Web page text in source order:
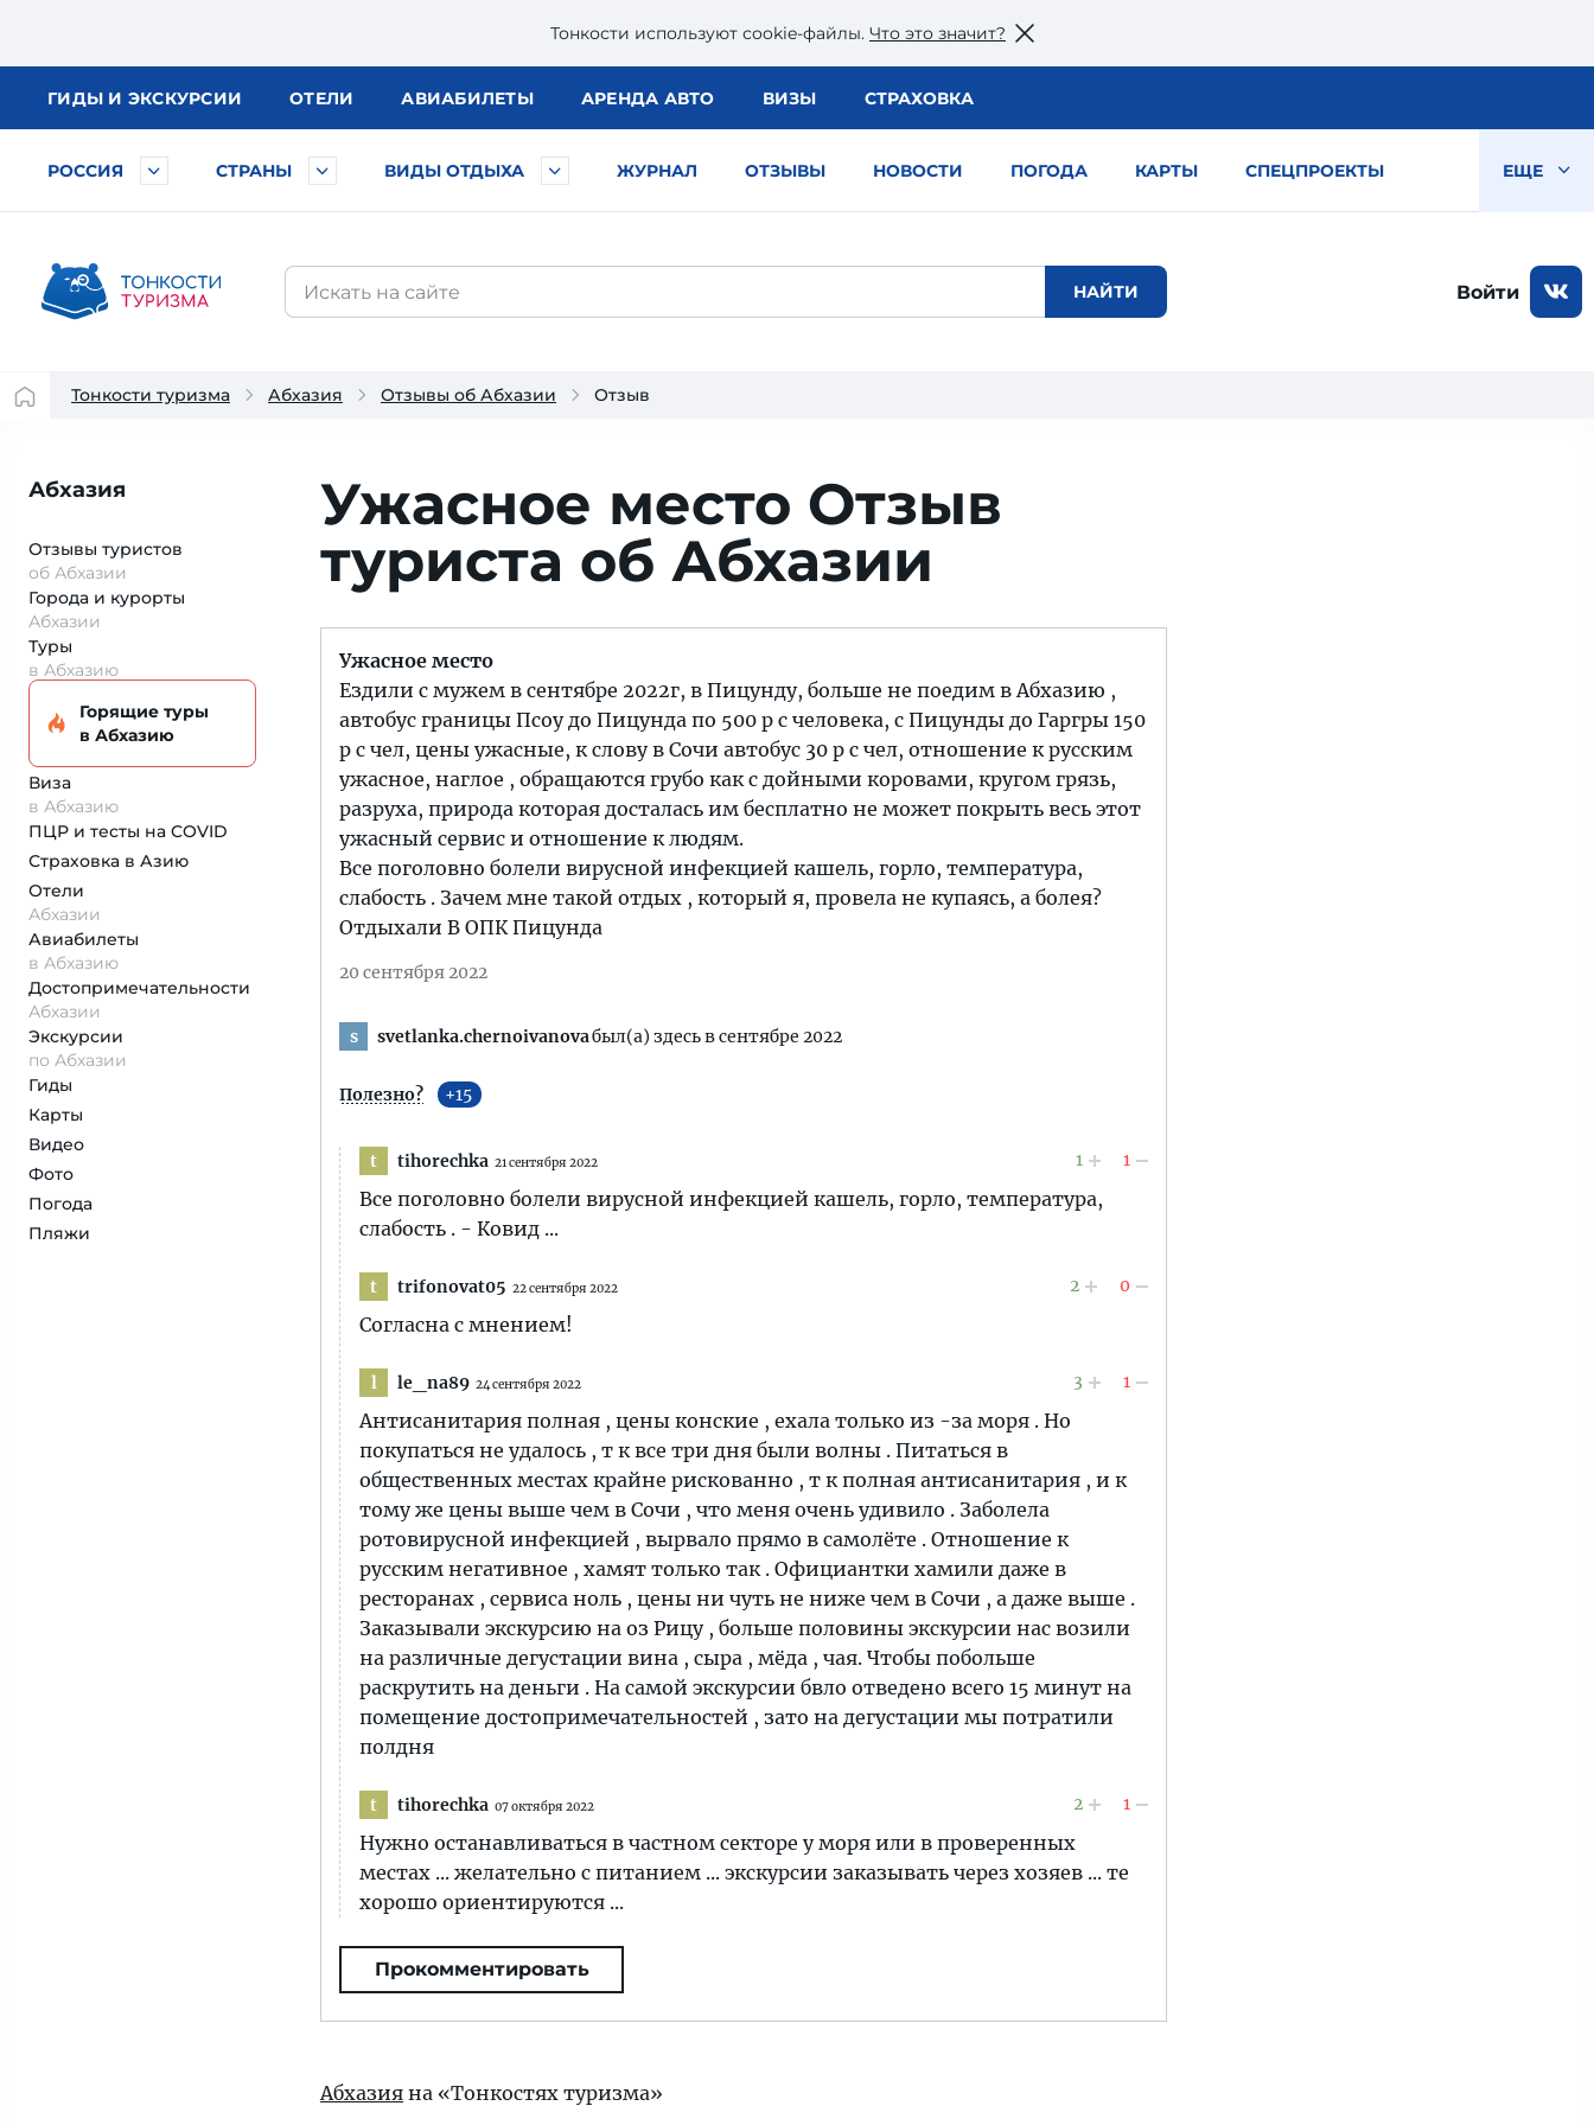
Тонкости используют сookie-файлы. Что это значит?
ГИДЫ И ЭКСКУРСИИ ОТЕЛИ АВИАБИЛЕТЫ АРЕНДА АВТО ВИЗЫ СТРАХОВКА
РОССИЯ СТРАНЫ ВИДЫ ОТДЫХА ЖУРНАЛ ОТЗЫВЫ НОВОСТИ ПОГОДА КАРТЫ СПЕЦПРОЕКТЫ ЕЩЕ
Войти
Тонкости туризма Абхазия Отзывы об Абхазии Отзыв
Абхазия
Отзывы туристов
об Абхазии
Города и курорты
Абхазии
Туры
в Абхазию
Горящие туры
в Абхазию
Виза
в Абхазию
ПЦР и тесты на COVID
Страховка в Азию
Отели
Абхазии
Авиабилеты
в Абхазию
Достопримеча­тельности
Абхазии
Экскурсии
по Абхазии
Гиды
Карты
Видео
Фото
Погода
Пляжи
Ужасное место Отзыв
туриста об Абхазии
Ужасное место
Ездили с мужем в сентябре 2022г, в Пицунду, больше не поедим в Абхазию ,
автобус границы Псоу до Пицунда по 500 р с человека, с Пицунды до Гаргры 150
р с чел, цены ужасные, к слову в Сочи автобус 30 р с чел, отношение к русским
ужасное, наглое , обращаются грубо как с дойными коровами, кругом грязь,
разруха, природа которая досталась им бесплатно не может покрыть весь этот
ужасный сервис и отношение к людям.
Все поголовно болели вирусной инфекцией кашель, горло, температура,
слабость . Зачем мне такой отдых , который я, провела не купаясь, а болея?
Отдыхали В ОПК Пицунда
20 сентября 2022
s svetlanka.chernoivanovaбыл(а) здесь в сентябре 2022
Полезно? 15
t tihorechka 21 сентября 2022 1 1
Все поголовно болели вирусной инфекцией кашель, горло, температура,
слабость . - Ковид ...
t trifonovat05 22 сентября 2022 2 0
Согласна с мнением!
l le_na89 24 сентября 2022 3 1
Антисанитария полная , цены конские , ехала только из -за моря . Но
покупаться не удалось , т к все три дня были волны . Питаться в
общественных местах крайне рискованно , т к полная антисанитария , и к
тому же цены выше чем в Сочи , что меня очень удивило . Заболела
ротовирусной инфекцией , вырвало прямо в самолёте . Отношение к
русским негативное , хамят только так . Официантки хамили даже в
ресторанах , сервиса ноль , цены ни чуть не ниже чем в Сочи , а даже выше .
Заказывали экскурсию на оз Рицу , больше половины экскурсии нас возили
на различные дегустации вина , сыра , мёда , чая. Чтобы побольше
раскрутить на деньги . На самой экскурсии бвло отведено всего 15 минут на
помещение достопримечательностей , зато на дегустации мы потратили
полдня
t tihorechka 07 октября 2022 2 1
Нужно останавливаться в частном секторе у моря или в проверенных
местах ... желательно с питанием ... экскурсии заказывать через хозяев ... те
хорошо ориентируются ...
Прокомментировать
Абхазия на «Тонкостях туризма»